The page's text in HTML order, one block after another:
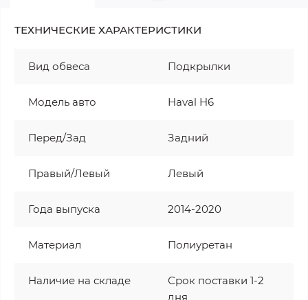
ТЕХНИЧЕСКИЕ ХАРАКТЕРИСТИКИ
Вид обвеса Подкрылки
Модель авто Haval H6
Перед/Зад Задний
Правый/Левый Левый
Года выпуска 2014-2020
Материал Полиуретан
Наличие на складе
Срок поставки 1-2
дня